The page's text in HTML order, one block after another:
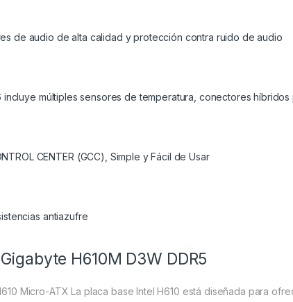
de audio de alta calidad y protección contra ruido de audio
incluye múltiples sensores de temperatura, conectores
CENTER (GCC), Simple y Fácil de Usar
antiazufre
H610M D3W DDR5
Micro-ATX La placa base Intel H610 está diseñada para